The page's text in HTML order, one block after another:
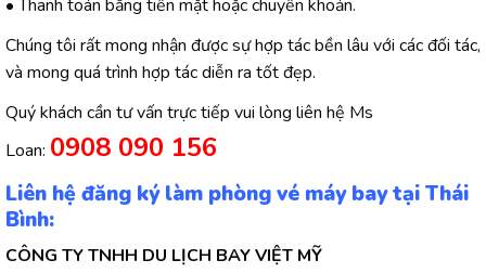
• Thanh toán bằng tiền mặt hoặc chuyển khoản.
Chúng tôi rất mong nhận được sự hợp tác bền lâu với các đối tác,
và mong quá trình hợp tác diễn ra tốt đẹp.
Quý khách cần tư vấn trực tiếp vui lòng liên hệ Ms
Loan: 0908 090 156
Liên hệ đăng ký làm phòng vé máy bay tại Thái
Bình:
CÔNG TY TNHH DU LỊCH BAY VIỆT MỸ